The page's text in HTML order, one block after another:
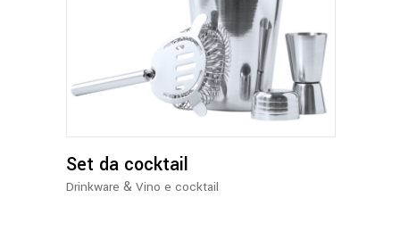
Set da cocktail
Drinkware & Vino e cocktail